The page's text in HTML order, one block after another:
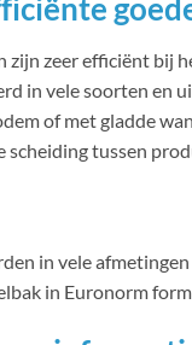
zeer efficiënt bij
in vele soorten en
of met gladde
tussen
in vele
in Euronorm